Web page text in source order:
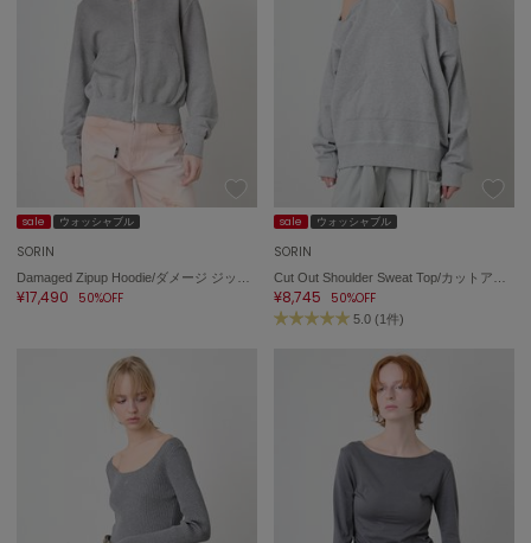
sale ウォッシャブル
SORIN
Damaged Zipup Hoodie/ダメージ ジップアップフーディー
¥17,490 50%OFF
sale ウォッシャブル
SORIN
Cut Out Shoulder Sweat Top/カットアウトショルダー スウェットトップ
¥8,745 50%OFF
5.0 (1件)